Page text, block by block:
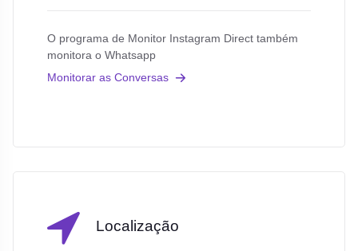
O programa de Monitor Instagram Direct também
monitora o Whatsapp
Monitorar as Conversas
Localização